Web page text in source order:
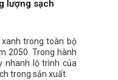
lượng sạch
trong toàn bộ
2050. Trong hành
nhanh lộ trình của
trong sản xuất.